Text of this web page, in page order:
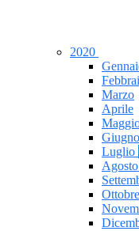
2020
Marzo
Aprile
Giugno
Luglio
Agosto
Ottobre